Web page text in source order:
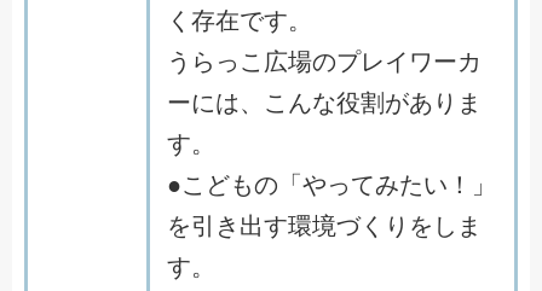
く存在です。
うらっこ広場のプレイワーカ
ーには、こんな役割がありま
す。
●こどもの「やってみたい！」
を引き出す環境づくりをしま
す。